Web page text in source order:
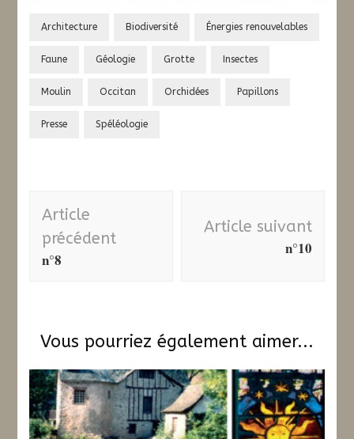
Architecture Biodiversité Énergies renouvelables
Faune Géologie Grotte Insectes
Moulin Occitan Orchidées Papillons
Presse Spéléologie
Navigation
d'article
Article
précédent
n°8
Article suivant
n°10
Vous pourriez également aimer...